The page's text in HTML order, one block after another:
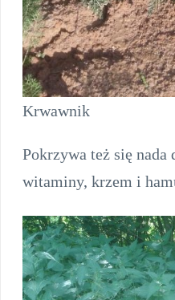
Krwawnik
Pokrzywa też się nada
witaminy, krzem i